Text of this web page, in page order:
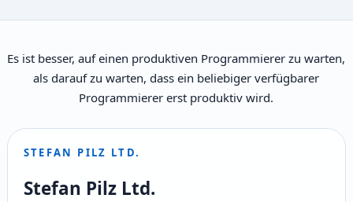
Es ist besser, auf einen produktiven Programmierer zu warten,
als darauf zu warten, dass ein beliebiger verfügbarer
Programmierer erst produktiv wird.
STEFAN PILZ LTD.
Stefan Pilz Ltd.